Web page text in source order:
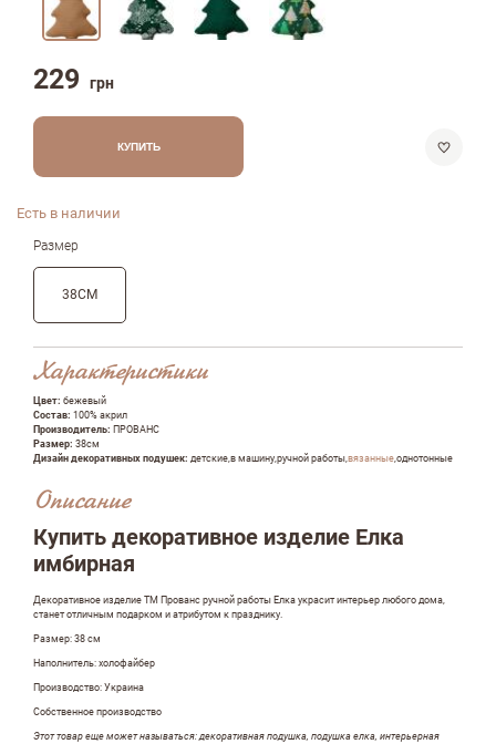
229 грн
КУПИТЬ
Есть в наличии
Размер
38СМ
Характеристики
Цвет: бежевый
Состав: 100% акрил
Производитель: ПРОВАНС
Размер: 38см
Дизайн декоративных подушек: детские,в машину,ручной работы,вязанные,однотонные
Описание
Купить декоративное изделие Елка
имбирная
Декоративное изделие ТМ Прованс ручной работы Елка украсит интерьер любого дома,
станет отличным подарком и атрибутом к празднику.
Размер: 38 см
Наполнитель: холофайбер
Производство: Украина
Собственное производство
Этот товар еще может называться: декоративная подушка, подушка елка, интерьерная